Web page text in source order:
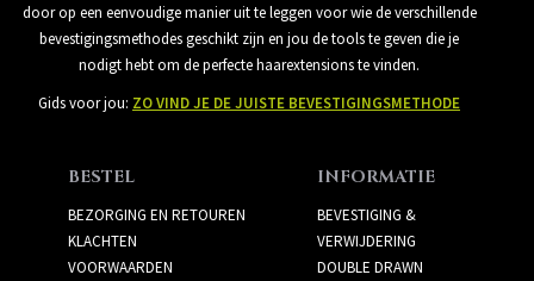
door op een eenvoudige manier uit te leggen voor wie de verschillende
bevestigingsmethodes geschikt zijn en jou de tools te geven die je
nodigt hebt om de perfecte haarextensions te vinden.
Gids voor jou: ZO VIND JE DE JUISTE BEVESTIGINGSMETHODE
BESTEL
BEZORGING EN RETOUREN
KLACHTEN
VOORWAARDEN
INFORMATIE
BEVESTIGING &
VERWIJDERING
DOUBLE DRAWN